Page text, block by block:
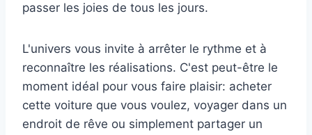
passer les joies de tous les jours.
L'univers vous invite à arrêter le rythme et à
reconnaître les réalisations. C'est peut-être le
moment idéal pour vous faire plaisir: acheter
cette voiture que vous voulez, voyager dans un
endroit de rêve ou simplement partager un